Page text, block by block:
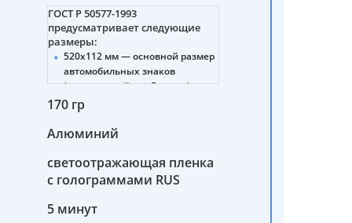
тип 4 (мотоциклы (нового и
старого образца))
тип 4А (снегоболотоходы,
мотовездеходы)
тип 4Б (мопеды)
прицепы, полуприцепы)
7 (военные тракторы,
8 (военные мотоциклы,
ГОСТ Р 50577-1993
предусматривает следующие
размеры:
520х112 мм — основной размер
автомобильных знаков
(стандартный для Европы).
288х206 мм — для тракторов,
прицепов.
245х185 мм — для мотоциклов,
мотороллеров, мопедов.
транспортных средств
170 гр
Алюминий
светоотражающая пленка
с голограммами RUS
5 минут